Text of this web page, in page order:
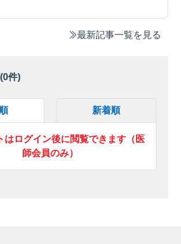
最新記事一覧を見る
0件)
新着順
はログイン後に閲覧できます（医
師会員のみ）